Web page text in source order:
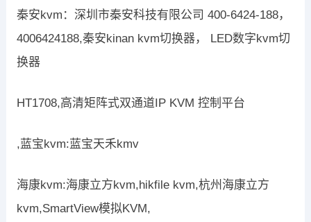
秦安kvm：深圳市秦安科技有限公司 400-6424-188，
4006424188,秦安kinan kvm切换器， LED数字kvm切
换器
HT1708,高清矩阵式双通道IP KVM 控制平台
,蓝宝kvm:蓝宝天禾kmv
海康kvm:海康立方kvm,hikfile kvm,杭州海康立方
kvm,SmartView模拟KVM,